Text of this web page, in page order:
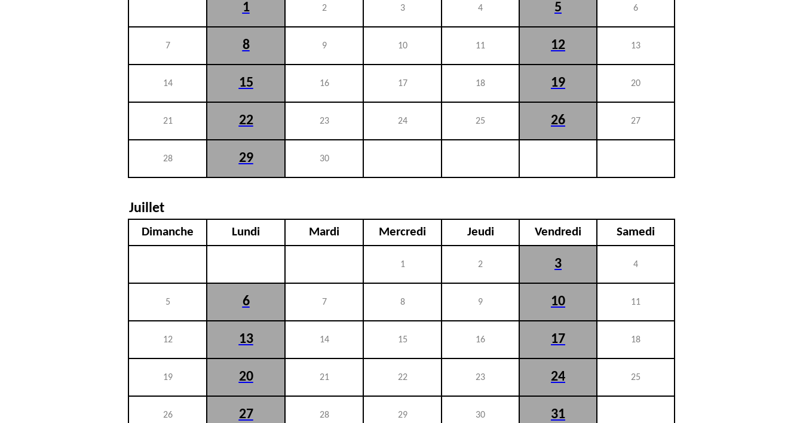
1 2 3 4 5 6
7 8 9 10 11 12 13
14 15 16 17 18 19 20
21 22 23 24 25 26 27
28 29 30
Juillet
Dimanche Lundi Mardi Mercredi Jeudi Vendredi Samedi
1 2 3 4
5 6 7 8 9 10 11
12 13 14 15 16 17 18
19 20 21 22 23 24 25
26 27 28 29 30 31